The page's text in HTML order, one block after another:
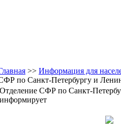
>> Информация для
по Санкт-Петербургу и
Отделение СФР по Санкт-
информирует